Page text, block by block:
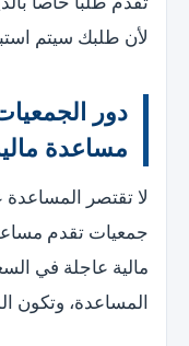
لأن طلبك سيتم
دور
مساعدة مالية
لا تقتصر
جمعيات تقدم
المساعدة، وتكون